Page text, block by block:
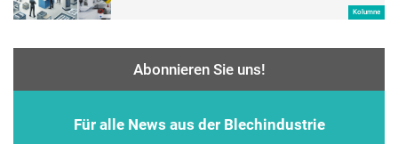
Kolumne
Abonnieren Sie uns!
Für alle News aus der Blechindustrie